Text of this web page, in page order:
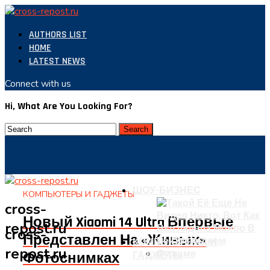
AUTHORS LIST
HOME
LATEST NEWS
Connect with us
Hi, What Are You Looking For?
cross-
repost.ru
cross-
repost.ru
ШОУ-БИЗНЕС
КОМПЬЮТЕРЫ И
ГАДЖЕТЫ
КОМПЬЮТЕРЫ И ГАДЖЕТЫ
Новый Xiaomi 14 Ultra Впервые
Представлен На «живых»
Фотоснимках